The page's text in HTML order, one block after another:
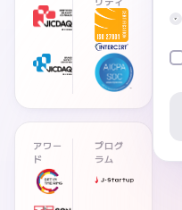
アワー
ド
プログ
ラム